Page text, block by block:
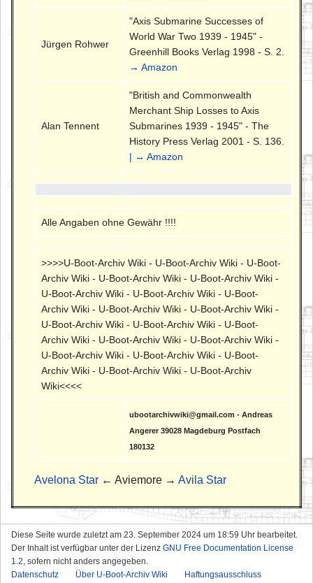
Jürgen Rohwer
"Axis Submarine Successes of
World War Two 1939 - 1945" -
Greenhill Books Verlag 1998 - S. 2.
→ Amazon
Alan Tennent
"British and Commonwealth
Merchant Ship Losses to Axis
Submarines 1939 - 1945" - The
History Press Verlag 2001 - S. 136.
| → Amazon
Alle Angaben ohne Gewähr !!!!
>>>>U-Boot-Archiv Wiki - U-Boot-Archiv Wiki - U-Boot-
Archiv Wiki - U-Boot-Archiv Wiki - U-Boot-Archiv Wiki -
U-Boot-Archiv Wiki - U-Boot-Archiv Wiki - U-Boot-
Archiv Wiki - U-Boot-Archiv Wiki - U-Boot-Archiv Wiki -
U-Boot-Archiv Wiki - U-Boot-Archiv Wiki - U-Boot-
Archiv Wiki - U-Boot-Archiv Wiki - U-Boot-Archiv Wiki -
U-Boot-Archiv Wiki - U-Boot-Archiv Wiki - U-Boot-
Archiv Wiki - U-Boot-Archiv Wiki - U-Boot-Archiv
Wiki<<<<
ubootarchivwiki@gmail.com - Andreas
Angerer 39028 Magdeburg Postfach
180132
Avelona Star ← Aviemore → Avila Star
Diese Seite wurde zuletzt am 23. September 2024 um 18:59 Uhr bearbeitet.
Der Inhalt ist verfügbar unter der Lizenz GNU Free Documentation License
1.2, sofern nicht anders angegeben.
Datenschutz
Über U-Boot-Archiv Wiki Haftungsausschluss